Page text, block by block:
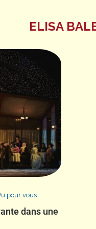
ELISA
pour vous
dans une